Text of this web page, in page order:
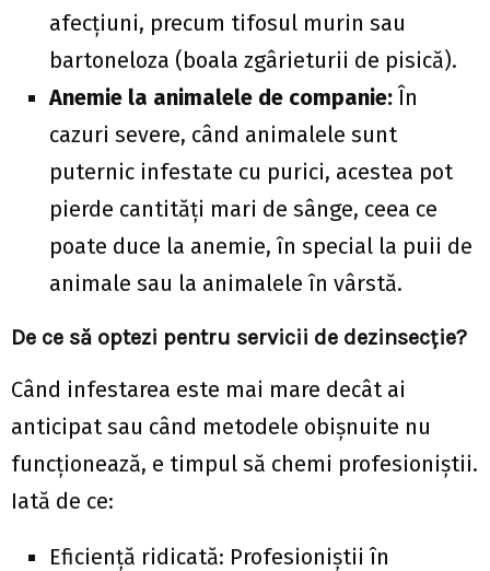
afecțiuni, precum tifosul murin sau
bartoneloza (boala zgârieturii de pisică).
Anemie la animalele de companie: În
cazuri severe, când animalele sunt
puternic infestate cu purici, acestea pot
pierde cantități mari de sânge, ceea ce
poate duce la anemie, în special la puii de
animale sau la animalele în vârstă.
De ce să optezi pentru servicii de dezinsecție?
Când infestarea este mai mare decât ai
anticipat sau când metodele obișnuite nu
funcționează, e timpul să chemi profesioniștii.
Iată de ce:
Eficiență ridicată: Profesioniștii în